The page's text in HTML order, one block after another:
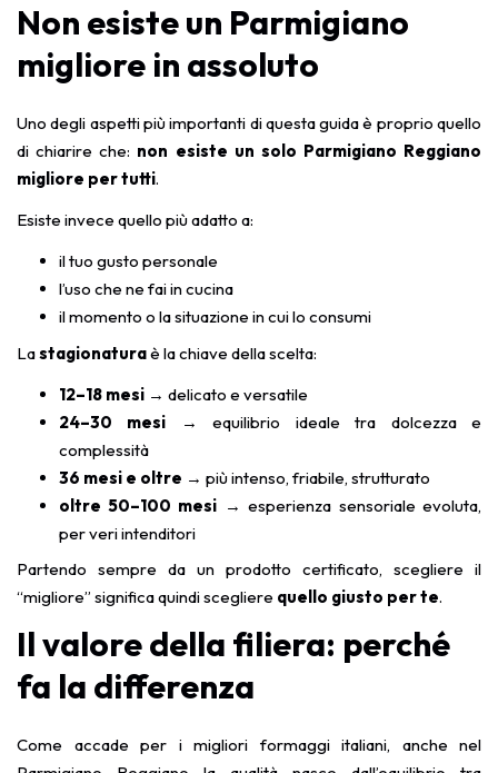
Non esiste un Parmigiano
migliore in assoluto
Uno degli aspetti più importanti di questa guida è proprio quello
di chiarire che: non esiste un solo Parmigiano Reggiano
migliore per tutti.
Esiste invece quello più adatto a:
il tuo gusto personale
l’uso che ne fai in cucina
il momento o la situazione in cui lo consumi
Lastagionaturaè la chiave della scelta:
12–18 mesi→ delicato e versatile
24–30 mesi → equilibrio ideale tra dolcezza e
complessità
36 mesi e oltre → più intenso, friabile, strutturato
oltre 50–100 mesi → esperienza sensoriale evoluta,
per veri intenditori
Partendo sempre da un prodotto certificato, scegliere il
“migliore” significa quindi scegliere quello giusto per te.
Il valore della filiera: perché
fa la differenza
Come accade per i migliori formaggi italiani, anche nel